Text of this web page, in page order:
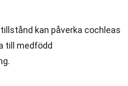
kan påverka cochleas
till medfödd